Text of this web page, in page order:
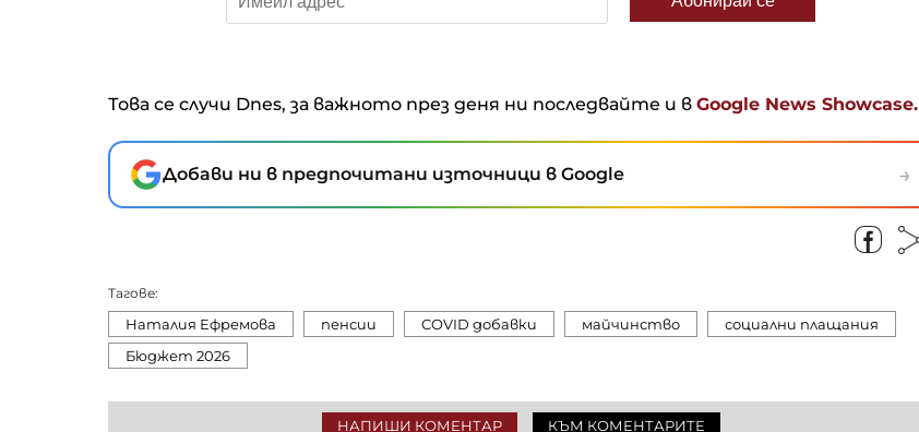
Това се случи Dnes, за важното през деня ни последвайте и в Google News Showcase.
Добави ни в предпочитани източници в Google →
Тагове:
Наталия Ефремова пенсии COVID добавки майчинство
социални плащания
Бюджет 2026
НАПИШИ КОМЕНТАР КЪМ КОМЕНТАРИТЕ